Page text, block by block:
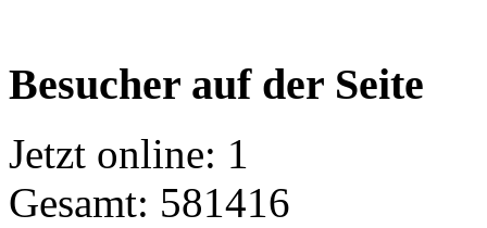
Besucher auf der Seite
Jetzt online: 1
Gesamt: 581416